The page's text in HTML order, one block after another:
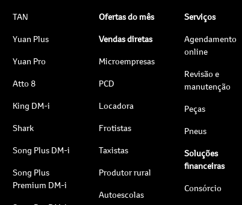
TAN
Yuan Plus
Yuan Pro
Atto 8
King DM-i
Shark
Song Plus DM-i
Song Plus
Premium DM-i
Ofertas do mês
Vendas diretas
Microempresas
PCD
Locadora
Frotistas
Taxistas
Produtor rural
Autoescolas
Serviços
Agendamento
online
Revisão e
manutenção
Peças
Pneus
Soluções
financeiras
Consórcio